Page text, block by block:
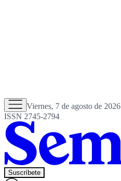
Viernes, 7 de agosto de 2026
ISSN 2745-2794
Suscríbete